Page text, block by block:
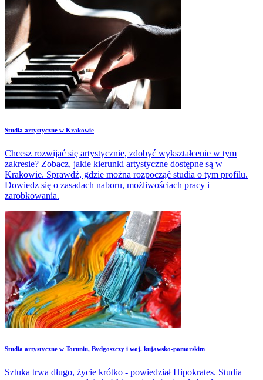
Studia artystyczne w Krakowie
Chcesz rozwijać się artystycznie, zdobyć wykształcenie w tym
zakresie? Zobacz, jakie kierunki artystyczne dostępne są w
Krakowie. Sprawdź, gdzie można rozpocząć studia o tym profilu.
Dowiedz się o zasadach naboru, możliwościach pracy i
zarobkowania.
Studia artystyczne w Toruniu, Bydgoszczy i woj. kujawsko-pomorskim
Sztuka trwa długo, życie krótko - powiedział Hipokrates. Studia